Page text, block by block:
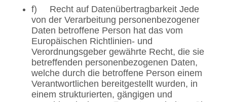
f) Recht auf Datenübertragbarkeit Jede
von der Verarbeitung personenbezogener
Daten betroffene Person hat das vom
Europäischen Richtlinien- und
Verordnungsgeber gewährte Recht, die sie
betreffenden personenbezogenen Daten,
welche durch die betroffene Person einem
Verantwortlichen bereitgestellt wurden, in
einem strukturierten, gängigen und